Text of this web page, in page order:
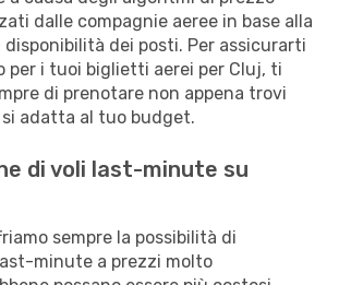
dalle compagnie aeree in base alla
disponibilità dei posti. Per assicurarti
per i tuoi biglietti aerei per Cluj, ti
di prenotare non appena trovi
adatta al tuo budget.
di voli last-minute su
sempre la possibilità di
minute a prezzi molto